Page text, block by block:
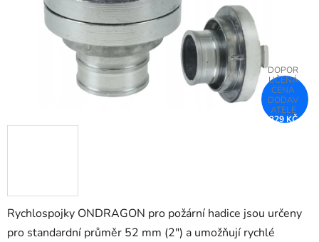
Rychlospojky ONDRAGON pro požární hadice jsou určeny
pro standardní průměr 52 mm (2") a umožňují rychlé
329 KČ